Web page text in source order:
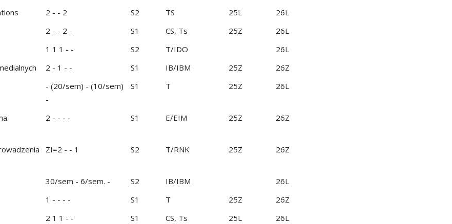
2 - - 2 S2 TS 25L
26L
2 - - 2 - S1 CS, Ts 25Z
26L
1 1 1 - - S2 T/IDO
26L
2 - 1 - - S1 IB/IBM 25Z
26Z
- (20/sem) - (10/sem)
-
S1 T 25Z 26L
2 - - - - S1 E/EIM 25Z 26Z
ZI=2 - - 1 S2 T/RNK 25Z 26Z
30/sem - 6/sem. - S2 IB/IBM
26L
1 - - - - S1 T 25Z
26Z
2 1 1 - - S1 CS, Ts 25L
26L